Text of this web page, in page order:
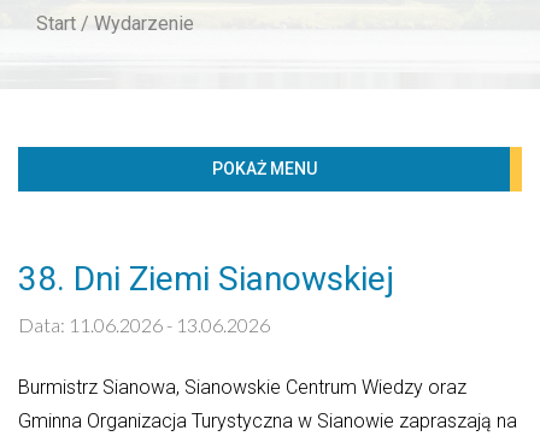
BIBLIOTECZKA
PROJEKTY
Start / Wydarzenie
38. Dni Ziemi Sianowskiej
Data: 11.06.2026 - 13.06.2026
Burmistrz Sianowa, Sianowskie Centrum Wiedzy oraz
Gminna Organizacja Turystyczna w Sianowie zapraszają na
POKAŻ MENU
Kaledarz wydarzeń
Sierpień 2026
PN WT ŚR CZW PT SO ND